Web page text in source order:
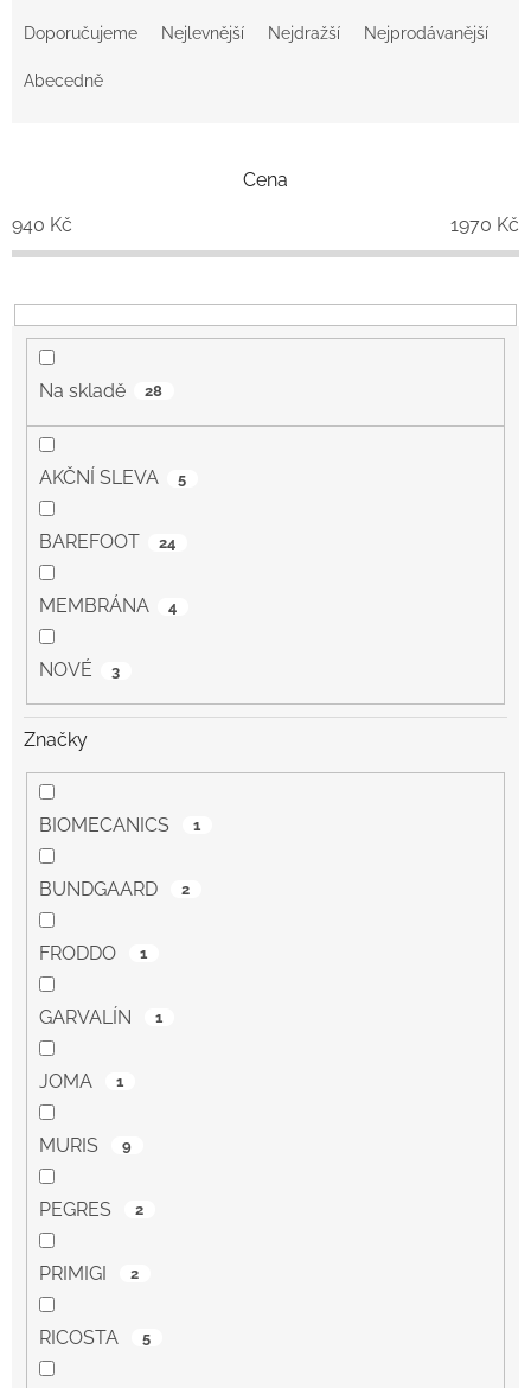
e
d
u
Doporučujeme Nejlevnější Nejdražší Nejprodávanější
Abecedně
Cena
940 Kč 1970 Kč
Na skladě 28
AKČNÍ SLEVA 5
BAREFOOT 24
MEMBRÁNA 4
NOVÉ 3
Značky
BIOMECANICS 1
BUNDGAARD 2
FRODDO 1
GARVALÍN 1
JOMA 1
MURIS 9
PEGRES 2
PRIMIGI 2
RICOSTA 5